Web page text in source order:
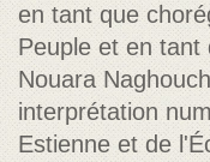
en tant que
Peuple et en tant
Nouara
interprétation
Estienne et de